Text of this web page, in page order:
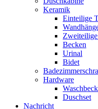
Keramik
Einteilige
Becken
Urinal
Bidet
Hardware
Duschset
Nachricht